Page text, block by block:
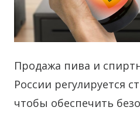
Продажа пива и
России регулируется
чтобы обеспечить